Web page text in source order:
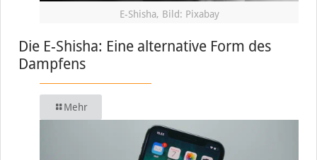
E-Shisha, Bild: Pixabay
Die E-Shisha: Eine alternative Form des
Dampfens
Mehr